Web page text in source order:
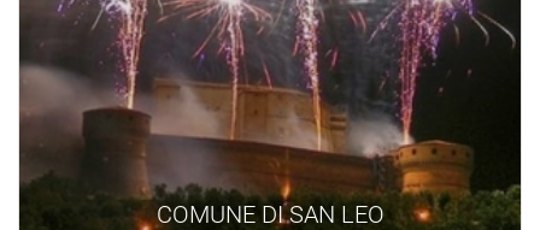
COMUNE DI SAN LEO